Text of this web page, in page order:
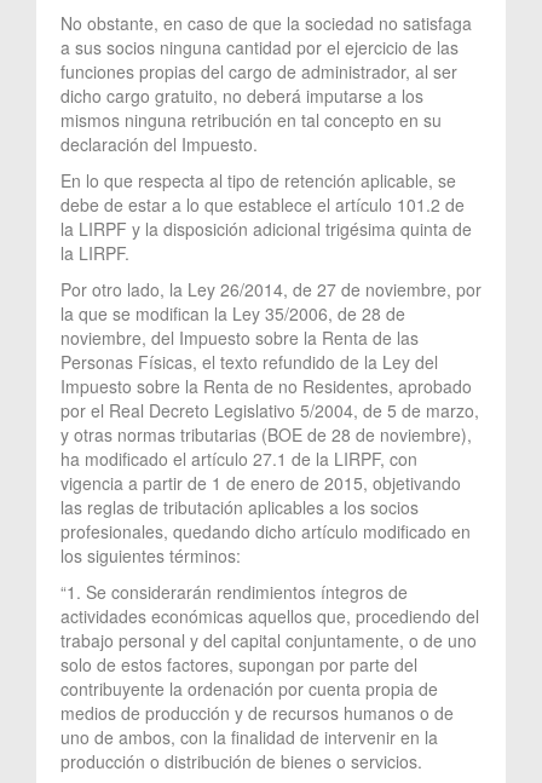
No obstante, en caso de que la sociedad no satisfaga
a sus socios ninguna cantidad por el ejercicio de las
funciones propias del cargo de administrador, al ser
dicho cargo gratuito, no deberá imputarse a los
mismos ninguna retribución en tal concepto en su
declaración del Impuesto.
En lo que respecta al tipo de retención aplicable, se
debe de estar a lo que establece el artículo 101.2 de
la LIRPF y la disposición adicional trigésima quinta de
la LIRPF.
Por otro lado, la Ley 26/2014, de 27 de noviembre, por
la que se modifican la Ley 35/2006, de 28 de
noviembre, del Impuesto sobre la Renta de las
Personas Físicas, el texto refundido de la Ley del
Impuesto sobre la Renta de no Residentes, aprobado
por el Real Decreto Legislativo 5/2004, de 5 de marzo,
y otras normas tributarias (BOE de 28 de noviembre),
ha modificado el artículo 27.1 de la LIRPF, con
vigencia a partir de 1 de enero de 2015, objetivando
las reglas de tributación aplicables a los socios
profesionales, quedando dicho artículo modificado en
los siguientes términos:
“1. Se considerarán rendimientos íntegros de
actividades económicas aquellos que, procediendo del
trabajo personal y del capital conjuntamente, o de uno
solo de estos factores, supongan por parte del
contribuyente la ordenación por cuenta propia de
medios de producción y de recursos humanos o de
uno de ambos, con la finalidad de intervenir en la
producción o distribución de bienes o servicios.